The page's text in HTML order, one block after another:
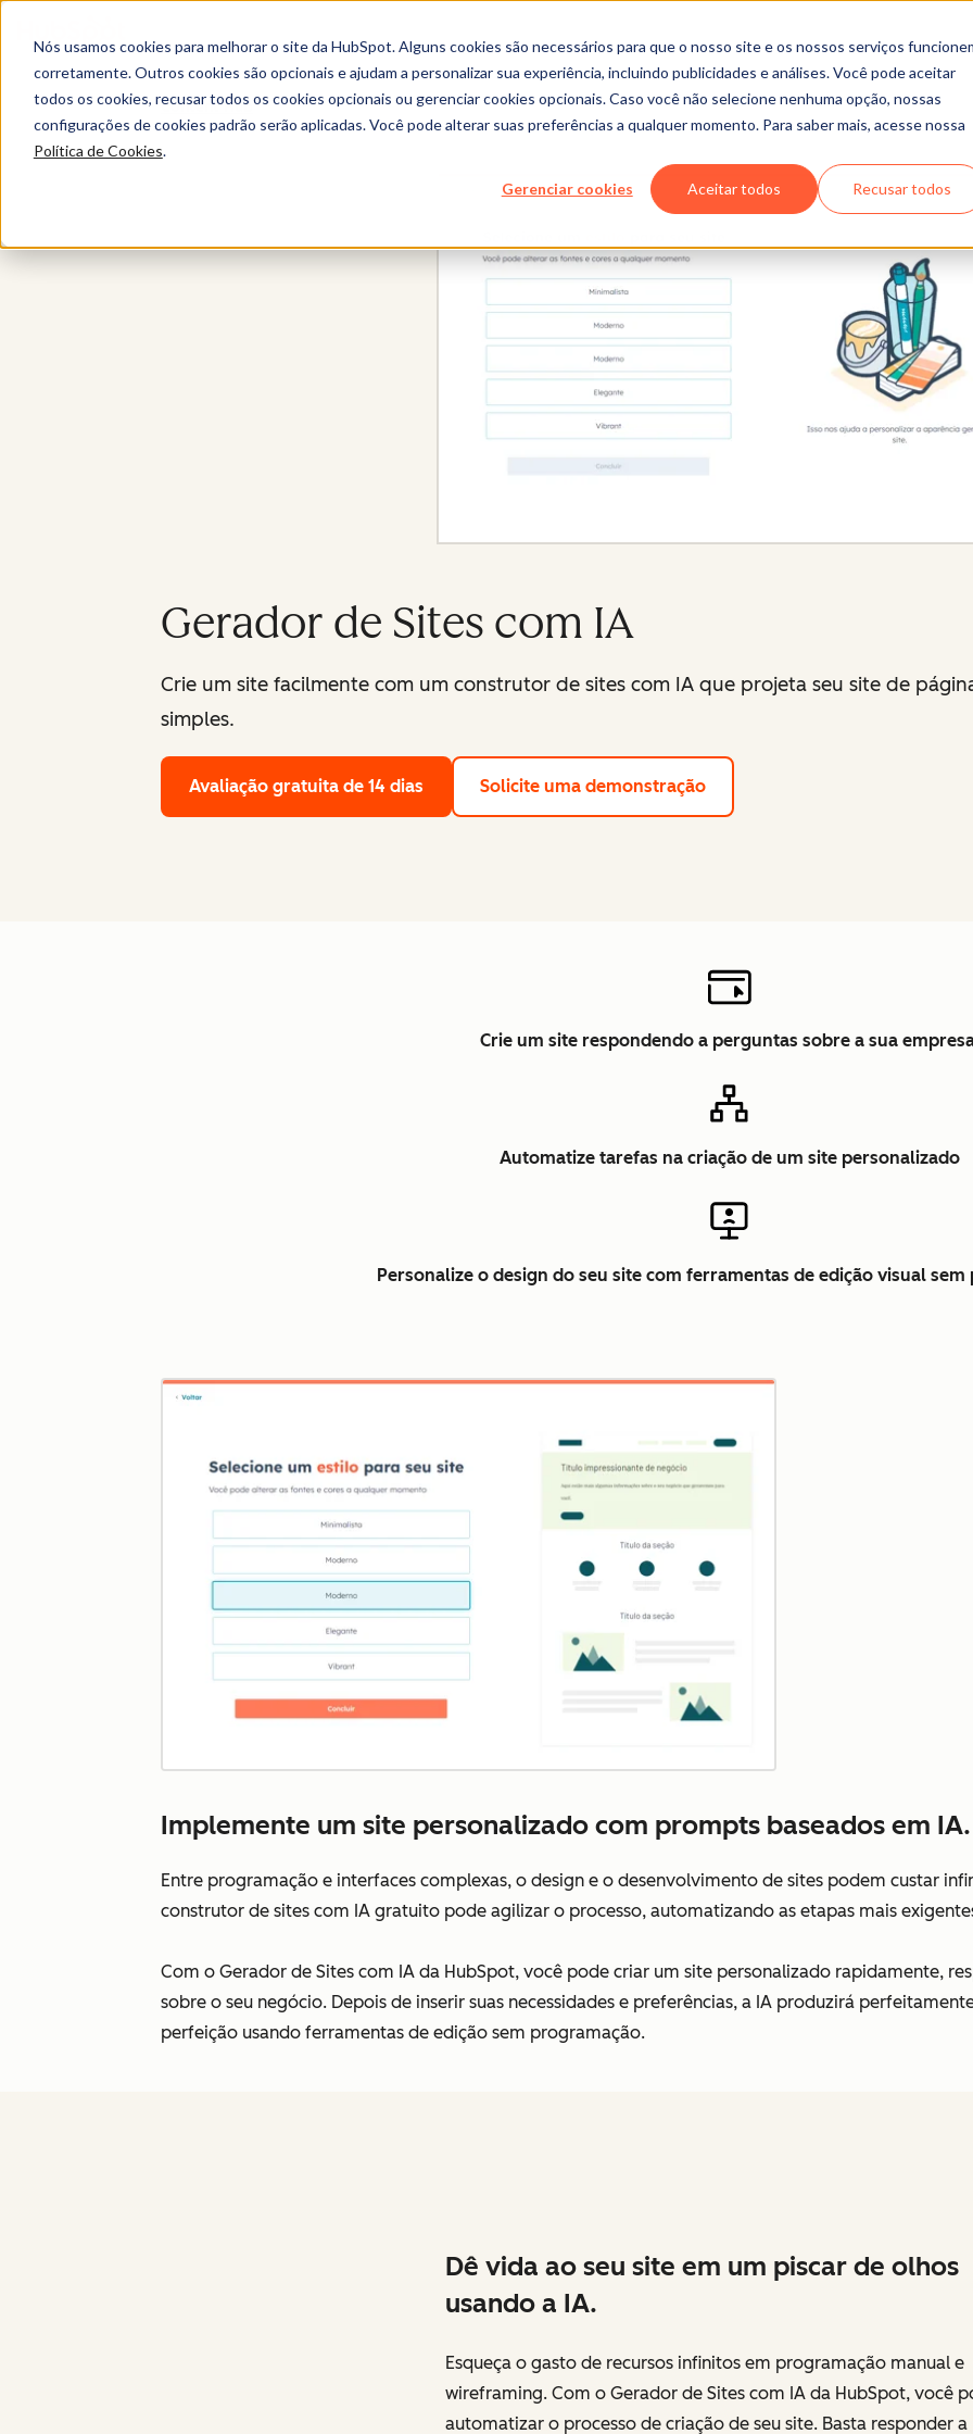
Nós usamos cookies para melhorar o site da HubSpot. Alguns cookies são necessários para que o nosso site e os nossos serviços
corretamente. Outros cookies são opcionais e ajudam a personalizar sua experiência, incluindo publicidades e análises. Você pode aceitar
todos os cookies, recusar todos os cookies opcionais ou gerenciar cookies opcionais. Caso você não selecione nenhuma opção, nossas
configurações de cookies padrão serão aplicadas. Você pode alterar suas preferências a qualquer momento. Para saber mais, acesse nossa
Política de Cookies.
Gerenciar cookies Aceitar todos Recusar todos
Content Hub
Gerador de Sites com IA
Crie um site facilmente com um construtor de sites com IA que projeta seu site de
simples.
Avaliação gratuita de 14 dias Solicite uma demonstração
Crie um site respondendo a perguntas sobre a sua
Automatize tarefas na criação de um site personalizado
Personalize o design do seu site com ferramentas de edição visual
Implemente um site personalizado com prompts baseados em IA.
Entre programação e interfaces complexas, o design e o desenvolvimento de sites podem custar
construtor de sites com IA gratuito pode agilizar o processo, automatizando as etapas mais
Com o Gerador de Sites com IA da HubSpot, você pode criar um site personalizado rapidamente,
sobre o seu negócio. Depois de inserir suas necessidades e preferências, a IA produzirá
perfeição usando ferramentas de edição sem programação.
Dê vida ao seu site em um piscar de olhos
usando a IA.
Esqueça o gasto de recursos infinitos em programação manual e
wireframing. Com o Gerador de Sites com IA da HubSpot, você
automatizar o processo de criação de seu site. Basta responder a